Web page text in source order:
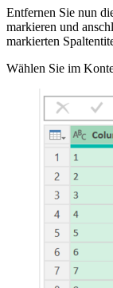
Entfernen Sie nun
markieren und
markierten
Wählen Sie im